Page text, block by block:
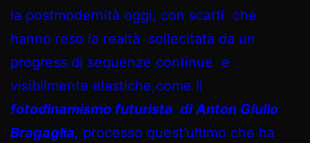
la postmodernità oggi, con scatti che
hanno reso la realtà sollecitata da un
progress di sequenze continue e
visibilmente elastiche,come il
fotodinamismo futurista di Anton Giulio
Bragaglia, processo quest’ultimo che ha